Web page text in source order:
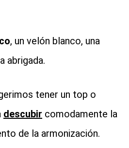
, un velón blanco, una
abrigada.
tener un top o
descubir comodamente la
de la armonización.